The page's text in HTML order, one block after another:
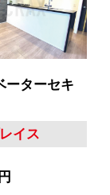
ターセキ
イス